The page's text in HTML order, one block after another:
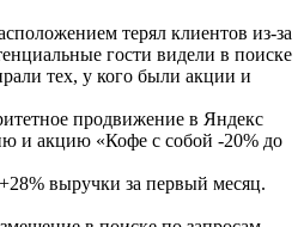
терял клиентов из-за
гости видели в поиске
тех, у кого были акции и
продвижение в Яндекс
и акцию «Кофе с собой -20% до
выручки за первый месяц.